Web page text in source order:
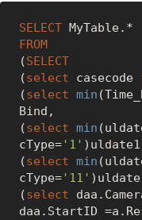
SELECT MyTable. *
FROM
(SELECT
(select casecode
(select min
Bind,
(select min
cType='1'
(select min
cType='11'
(select
daa.StartID =